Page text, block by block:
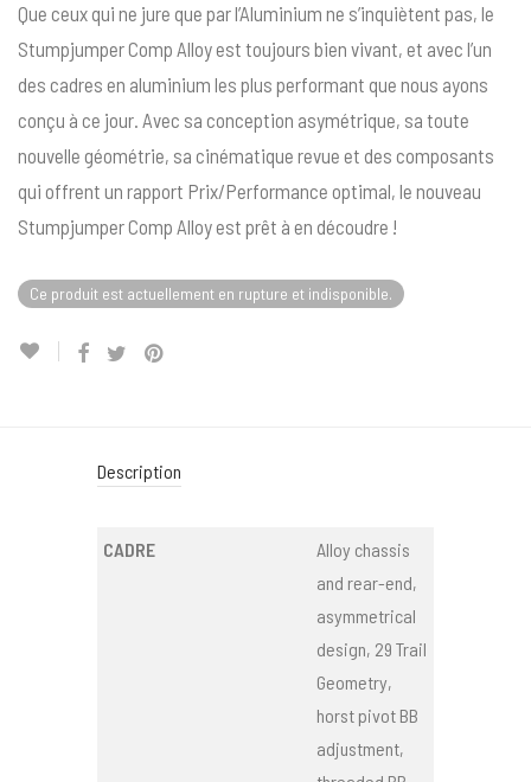
Que ceux qui ne jure que par l’Aluminium ne s’inquiètent pas, le
Stumpjumper Comp Alloy est toujours bien vivant, et avec l’un
des cadres en aluminium les plus performant que nous ayons
conçu à ce jour. Avec sa conception asymétrique, sa toute
nouvelle géométrie, sa cinématique revue et des composants
qui offrent un rapport Prix/Performance optimal, le nouveau
Stumpjumper Comp Alloy est prêt à en découdre !
Ce produit est actuellement en rupture et indisponible.
Description
CADRE
Alloy chassis
and rear-end,
asymmetrical
design, 29 Trail
Geometry,
horst pivot BB
adjustment,